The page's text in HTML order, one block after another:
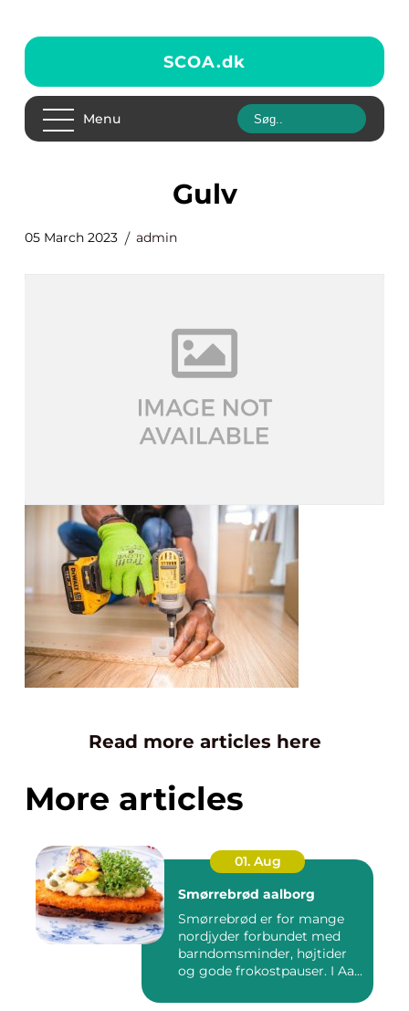
SCOA.dk
Menu
gulv
05 March 2023 admin
Read more articles here
More articles
01. Aug
Smørrebrød aalborg
Smørrebrød er for mange
nordjyder forbundet med
barndomsminder, højtider
og gode frokostpauser. I Aa...